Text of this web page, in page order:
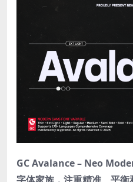
GC Avalance – Neo